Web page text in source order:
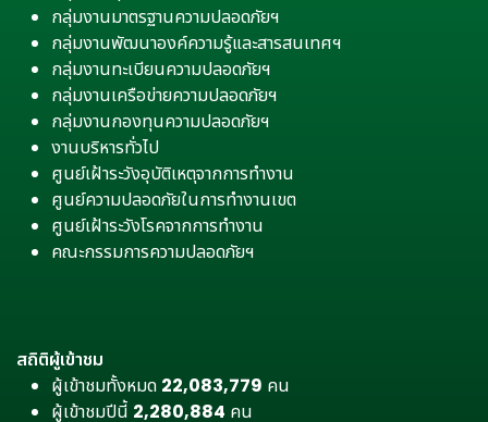
กลุ่มงานมาตรฐานความปลอดภัยฯ
กลุ่มงานพัฒนาองค์ความรู้และสารสนเทศฯ
กลุ่มงานทะเบียนความปลอดภัยฯ
กลุ่มงานเครือข่ายความปลอดภัยฯ
กลุ่มงานกองทุนความปลอดภัยฯ
งานบริหารทั่วไป
ศูนย์เฝ้าระวังอุบัติเหตุจากการทำงาน
ศูนย์ความปลอดภัยในการทำงานเขต
ศูนย์เฝ้าระวังโรคจากการทำงาน
คณะกรรมการความปลอดภัยฯ
สถิติผู้เข้าชม
ผู้เข้าชมทั้งหมด 22,083,779 คน
ผู้เข้าชมปีนี้ 2,280,884 คน